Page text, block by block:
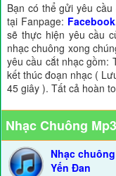
Bạn có thể gửi yêu
tại Fanpage:
sẽ thực hiện yêu cầu
nhạc chuông xong
yêu cầu cắt nhạc gồm:
kết thúc đoạn nhạc (
45 giây ). Tất cả hoàn
Nhạc Chuông
Nhạc
Yến Đan